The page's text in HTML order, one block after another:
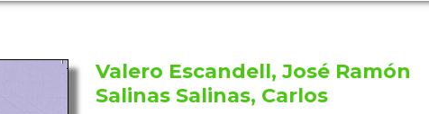
Valero Escandell, José Ramón
Salinas Salinas, Carlos